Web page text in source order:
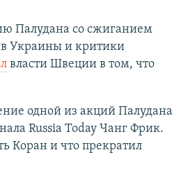
Палудана со сжиганием
Украины и критики
власти Швеции в том, что
одной из акций Палудана
Russia Today Чанг Фрик.
Коран и что прекратил